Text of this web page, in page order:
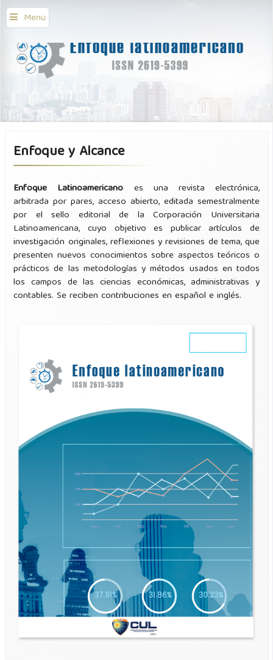
Menu
Enfoque y Alcance
Enfoque Latinoamericano es una revista electrónica,
arbitrada por pares, acceso abierto, editada semestralmente
por el sello editorial de la Corporación Universitaria
Latinoamericana, cuyo objetivo es publicar artículos de
investigación originales, reflexiones y revisiones de tema, que
presenten nuevos conocimientos sobre aspectos teóricos o
prácticos de las metodologías y métodos usados en todos
los campos de las ciencias económicas, administrativas y
contables. Se reciben contribuciones en español e inglés.